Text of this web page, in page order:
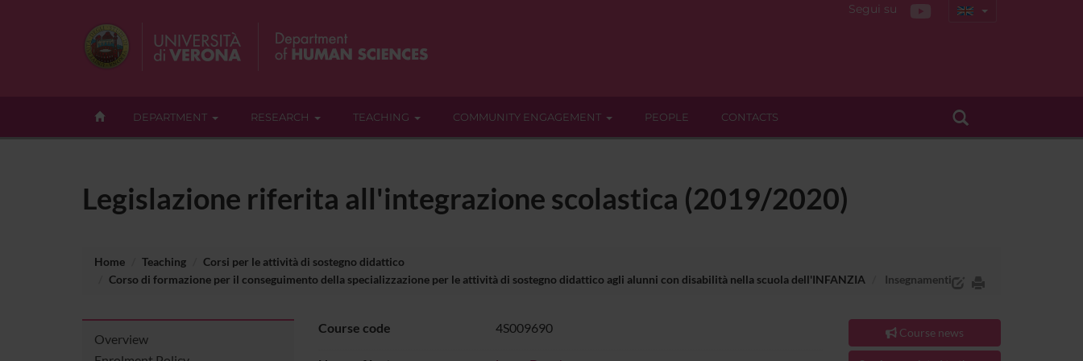
Segui su
DEPARTMENT RESEARCH TEACHING COMMUNITY ENGAGEMENT PEOPLE CONTACTS
Legislazione riferita all'integrazione scolastica (2019/2020)
Home Teaching
Corsi per le attività di sostegno didattico
Corso di formazione per il conseguimento della specializzazione per le attività di sostegno didattico agli alunni con disabilità nella scuola dell'INFANZIA
Insegnamenti
Overview
Course code 4S009690 Course news